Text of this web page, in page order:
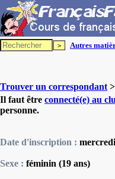
Autres
Trouver un correspondant >
Il faut être connecté(e) au
personne.
Date d'inscription :
Sexe : féminin (19 ans)